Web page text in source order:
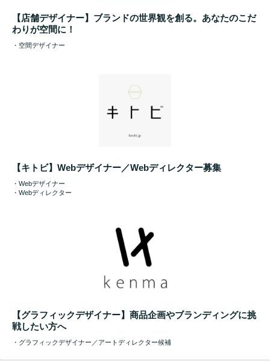
【店舗デザイナー】ブランドの世界観を創る。あなたのこだ
わりが空間に！
・空間デザイナー
【キトビ】Webデザイナー／Webディレクター募集
・Webデザイナー
・Webディレクター
【グラフィックデザイナー】商品企画やブランディングに挑
戦したい方へ
・グラフィックデザイナー／アートディレクター候補